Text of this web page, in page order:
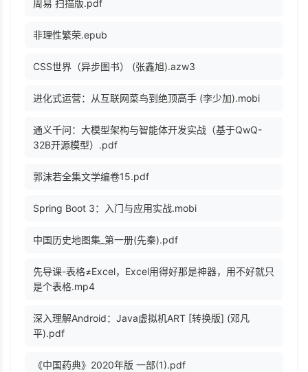
周易 扫描版.pdf
非理性繁荣.epub
CSS世界（异步图书） (张鑫旭).azw3
进化式运营：从互联网菜鸟到绝顶高手 (李少加).mobi
通义千问：大模型架构与智能体开发实战（基于QwQ-
32B开源模型）.pdf
郭沫若全集文学编卷15.pdf
Spring Boot 3：入门与应用实战.mobi
中国历史地图集_第一册(先秦).pdf
先导课-表格≠Excel，Excel用得好那是神器，用不好就只
是个表格.mp4
深入理解Android：Java虚拟机ART [转换版] (邓凡
平).pdf
《中国药典》2020年版 一部(1).pdf